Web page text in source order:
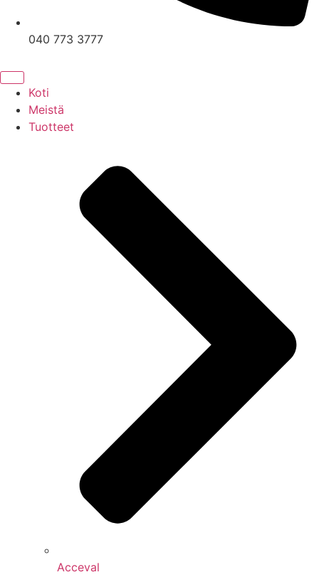
040 773 3777
Koti
Meistä
Tuotteet
Acceval